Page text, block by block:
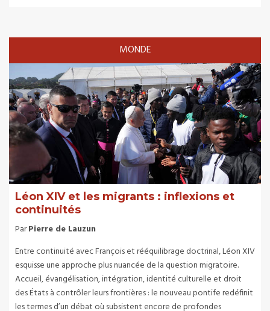
MONDE
Léon XIV et les migrants : inflexions et
continuités
ParPierre de Lauzun
Entre continuité avec François et rééquilibrage doctrinal, Léon XIV
esquisse une approche plus nuancée de la question migratoire.
Accueil, évangélisation, intégration, identité culturelle et droit
des États à contrôler leurs frontières : le nouveau pontife redéfinit
les termes d’un débat où subsistent encore de profondes